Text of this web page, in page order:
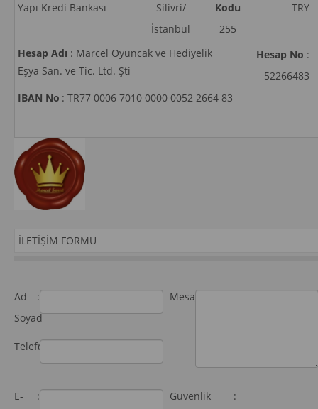
Yapı Kredi Bankası
Silivri/
İstanbul
Kodu
255
TRY
Hesap Adı : Marcel Oyuncak ve Hediyelik
Eşya San. ve Tic. Ltd. Şti
Hesap No :
52266483
IBAN No : TR77 0006 7010 0000 0052 2664 83
İLETIŞIM FORMU
Ad
Soyad
:
Telefon
:
E-
:
Mesaj:
Güvenlik
: